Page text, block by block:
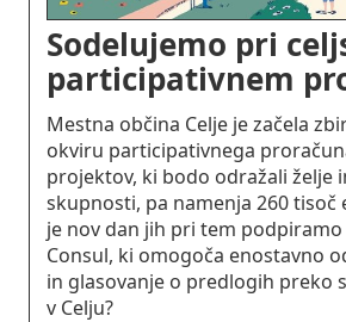
Sodelujemo pri
participativnem
Mestna občina Celje je začela
okviru participativnega
projektov, ki bodo odražali želje
skupnosti, pa namenja 260 tisoč
je nov dan jih pri tem
Consul, ki omogoča enostavno
in glasovanje o predlogih preko
v Celju?